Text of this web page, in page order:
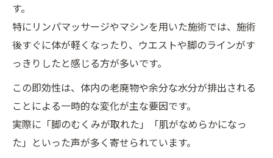
す。
特にリンパマッサージやマシンを用いた施術では、施術
後すぐに体が軽くなったり、ウエストや脚のラインがす
っきりしたと感じる方が多いです。
この即効性は、体内の老廃物や余分な水分が排出される
ことによる一時的な変化が主な要因です。
実際に「脚のむくみが取れた」「肌がなめらかになっ
た」といった声が多く寄せられています。